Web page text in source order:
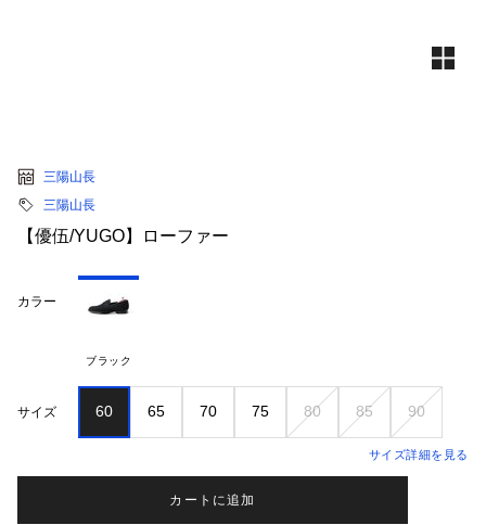
三陽山長
三陽山長
【優伍/YUGO】ローファー
カラー
ブラック
サイズ 60 65 70 75 80 85 90
サイズ詳細を見る
カートに追加